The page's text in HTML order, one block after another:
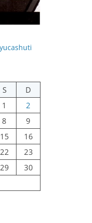
S
D
1
2
8
9
15
16
22
23
29
30